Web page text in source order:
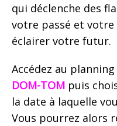
qui déclenche des
votre passé et
éclairer votre futur.
Accédez au
DOM-TOM puis
la date à laquelle
Vous pourrez alors